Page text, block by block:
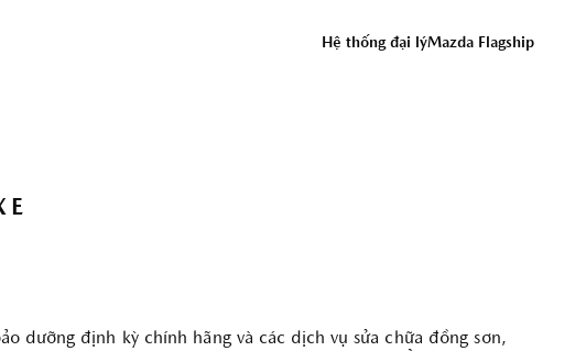
Hệ thống đại lýMazda Flagship
dưỡng định kỳ chính hãng và các dịch vụ sửa chữa đồng sơn,